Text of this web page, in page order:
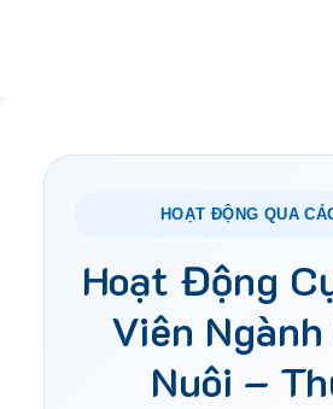
HOẠT ĐỘNG QUA
Hoạt Động
Viên
Nuôi –